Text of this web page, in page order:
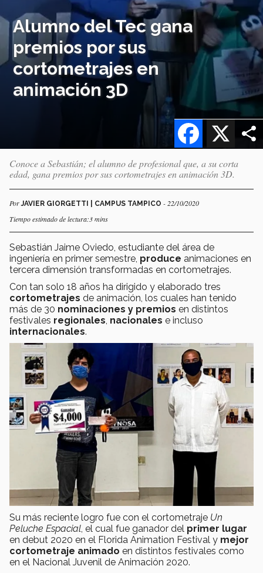
Alumno del Tec gana
premios por sus
cortometrajes en
animación 3D
X
Facebook
Conoce a Sebastián; el alumno de profesional que, a su corta
edad, gana premios por sus cortometrajes en animación 3D.
PorJAVIER GIORGETTI | CAMPUS TAMPICO - 22/10/2020
Tiempo estimado de lectura:3 mins
Sebastián Jaime Oviedo, estudiante del área de
ingeniería en primer semestre, produce animaciones en
tercera dimensión transformadas en cortometrajes.
Con tan solo 18 años ha dirigido y elaborado tres
cortometrajes de animación, los cuales han tenido
más de 30 nominaciones y premios en distintos
festivales regionales nacionales e incluso
internacionales.
Su más reciente logro fue con el cortometraje Un
Peluche Espacial, el cual fue ganador del primer lugar
en debut 2020 en el Florida Animation Festival y mejor
cortometraje animado en distintos festivales como
en el Nacional Juvenil de Animación 2020.